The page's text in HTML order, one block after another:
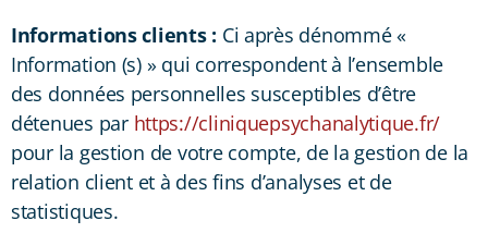
Informations clients : Ci après dénommé «
Information (s) » qui correspondent à l’ensemble
des données personnelles susceptibles d’être
détenues par https://cliniquepsychanalytique.fr/
pour la gestion de votre compte, de la gestion de la
relation client et à des fins d’analyses et de
statistiques.